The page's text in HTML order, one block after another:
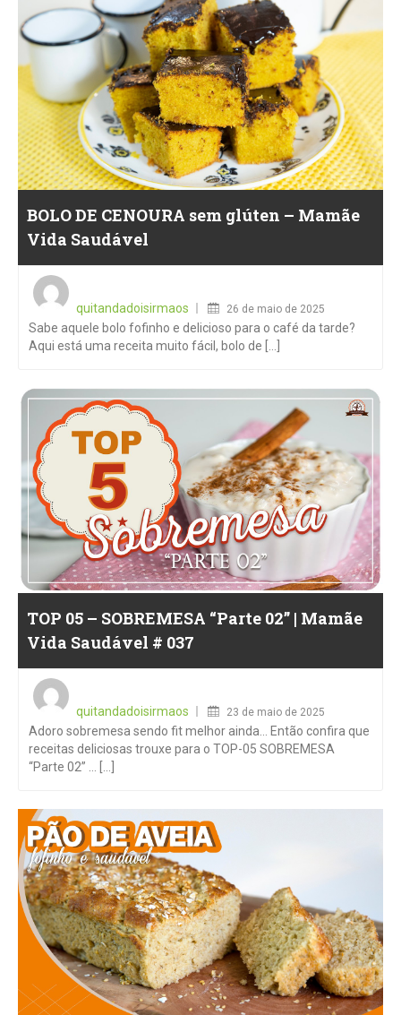
BOLO DE CENOURA sem glúten – Mamãe
Vida Saudável
quitandadoisirmaos
26 de maio de 2025
Sabe aquele bolo fofinho e delicioso para o café da tarde?
Aqui está uma receita muito fácil, bolo de [...]
TOP 05 – SOBREMESA “Parte 02” | Mamãe
Vida Saudável # 037
quitandadoisirmaos
23 de maio de 2025
Adoro sobremesa sendo fit melhor ainda… Então confira que
receitas deliciosas trouxe para o TOP-05 SOBREMESA
“Parte 02” … [...]